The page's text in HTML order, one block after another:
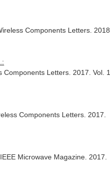
Components Letters . 2018.
Components Letters . 2017. Vol. 1.
Components Letters . 2017.
Microwave Magazine . 2017.